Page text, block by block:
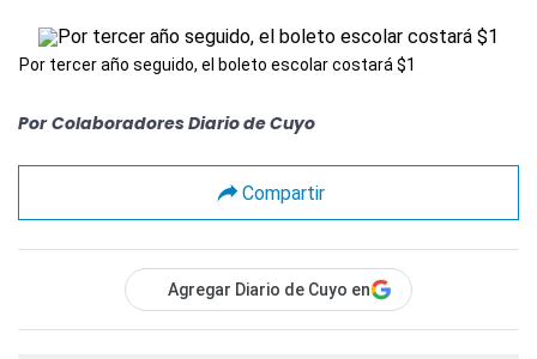
Por tercer año seguido, el boleto escolar costará $1
Por Colaboradores Diario de Cuyo
Compartir
Agregar Diario de Cuyo en